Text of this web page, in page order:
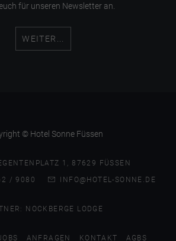
für unseren Newsletter an.
WEITER...
© Hotel Sonne Füssen
1, 87629 FÜSSEN
/ 9080
INFO@HOTEL-SONNE.DE
NOCKBERGE LODGE
ANFRAGEN KONTAKT AGBS